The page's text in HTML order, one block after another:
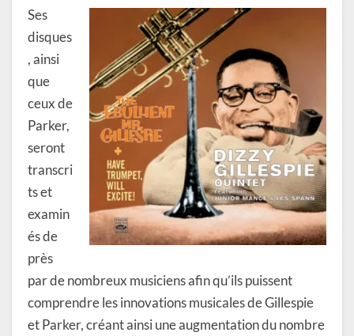
Ses
disques
, ainsi
que
ceux de
Parker,
seront
transcri
ts et
examin
és de
près
par de nombreux musiciens afin qu’ils puissent
comprendre les innovations musicales de Gillespie
et Parker, créant ainsi une augmentation du nombre